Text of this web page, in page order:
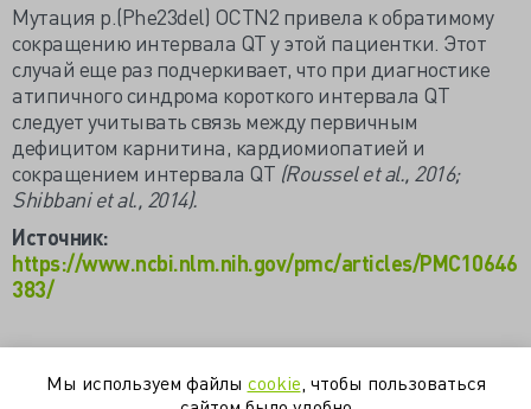
Мутация p.(Phe23del) OCTN2 привела к обратимому
сокращению интервала QT у этой пациентки. Этот
случай еще раз подчеркивает, что при диагностике
атипичного синдрома короткого интервала QT
следует учитывать связь между первичным
дефицитом карнитина, кардиомиопатией и
сокращением интервала QT (Roussel et al., 2016;
Shibbani et al., 2014).
Источник:
https://www.ncbi.nlm.nih.gov/pmc/articles/PMC10646
383/
дефицит карнитина кардиомиопатия
Мы используем файлы cookie , чтобы пользоваться